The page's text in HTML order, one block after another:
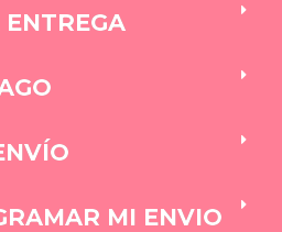
MI ENVIO